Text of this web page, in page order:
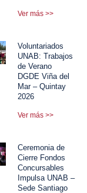
Ver más >>
Voluntariados
UNAB: Trabajos
de Verano
DGDE Viña del
Mar – Quintay
2026
Ver más >>
Ceremonia de
Cierre Fondos
Concursables
Impulsa UNAB –
Sede Santiago